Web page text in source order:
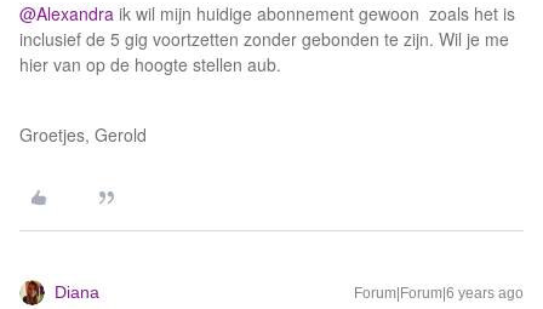
@Alexandra ik wil mijn huidige abonnement gewoon zoals het is
inclusief de 5 gig voortzetten zonder gebonden te zijn. Wil je me
hier van op de hoogte stellen aub.
Groetjes, Gerold
Diana Forum|Forum|6 years ago